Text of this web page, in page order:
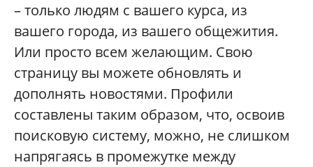
– только людям с вашего курса, из
вашего города, из вашего общежития.
Или просто всем желающим. Свою
страницу вы можете обновлять и
дополнять новостями. Профили
составлены таким образом, что, освоив
поисковую систему, можно, не слишком
напрягаясь в промежутке между